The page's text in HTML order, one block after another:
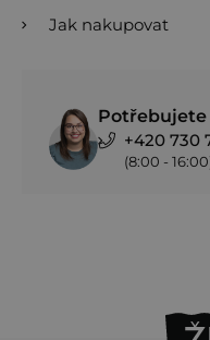
Jak nakupovat
+420 730
(8:00 -